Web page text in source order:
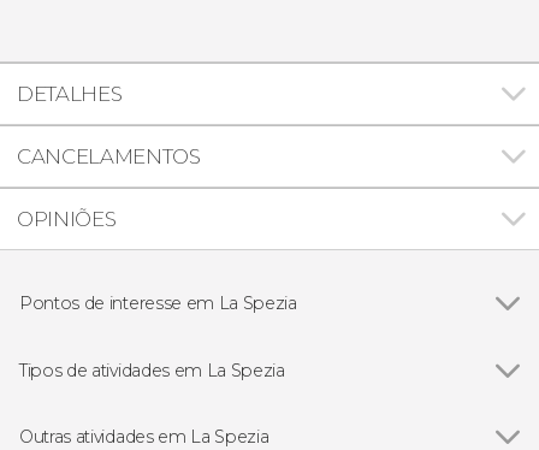
DETALHES
CANCELAMENTOS
OPINIÕES
Pontos de interesse em La Spezia
Tipos de atividades em La Spezia
Outras atividades em La Spezia